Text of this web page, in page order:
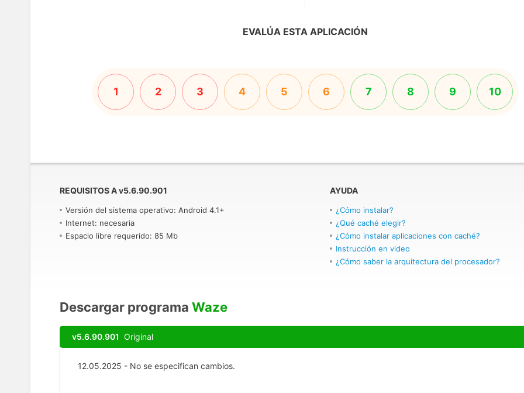
EVALÚA ESTA APLICACIÓN
1 2 3 4 5 6 7 8 9 10
REQUISITOS Av5.6.90.901
Versión del sistema operativo: Android 4.1+
Internet: necesaria
Espacio libre requerido: 85 Mb
AYUDA
¿Cómo instalar?
¿Qué caché elegir?
¿Cómo instalar aplicaciones con caché?
Instrucción en video
¿Cómo saber la arquitectura del procesador?
Descargar programa Waze
v5.6.90.901 Original
12.05.2025 - No se especifican cambios.